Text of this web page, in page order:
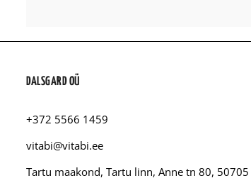
DALSGARD OÜ
+372 5566 1459
vitabi@vitabi.ee
Tartu maakond, Tartu linn, Anne tn 80, 50705